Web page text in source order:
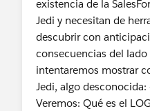
existencia de la
Jedi y necesitan de
descubrir con
consecuencias del
intentaremos mostrar
Jedi, algo desconocida:
Veremos: Qué es el